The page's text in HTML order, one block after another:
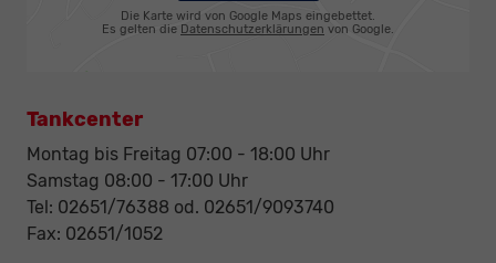
Die Karte wird von Google Maps eingebettet.
Es gelten die Datenschutzerklärungen von Google.
Tankcenter
Montag bis Freitag 07:00 - 18:00 Uhr
Samstag 08:00 - 17:00 Uhr
Tel: 02651/76388 od. 02651/9093740
Fax: 02651/1052